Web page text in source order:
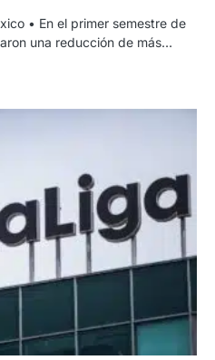
• En el primer semestre de
una reducción de más…